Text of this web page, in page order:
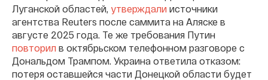
Луганской областей, утверждали источники
агентства Reuters после саммита на Аляске в
августе 2025 года. Те же требования Путин
повторил в октябрьском телефонном разговоре с
Дональдом Трампом. Украина ответила отказом:
потеря оставшейся части Донецкой области будет